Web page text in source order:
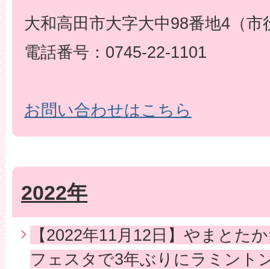
大和高田市大字大中98番地4（市
電話番号：0745-22-1101
お問い合わせはこちら
2022年
【2022年11月12日】やまとた
フェスタで3年ぶりにラミント